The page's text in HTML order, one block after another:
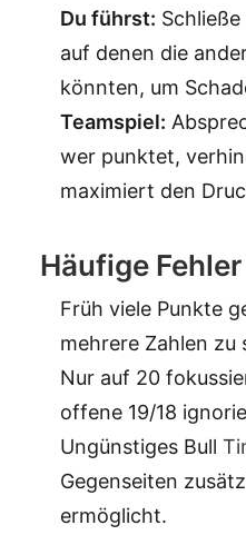
Du führst:
auf denen die
könnten, um
Teamspiel:
wer punktet,
maximiert den
Häufige Fehler
Früh viele Punkte
mehrere Zahlen zu
Nur auf 20
offene 19/18
Ungünstiges Bull
Gegenseiten
ermöglicht.